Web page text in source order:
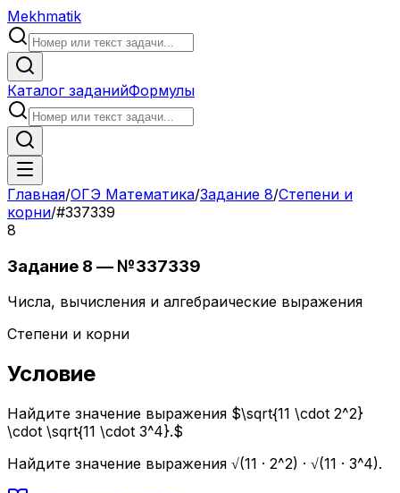
Mekhmatik
Каталог заданийФормулы
Главная/ОГЭ Математика/Задание 8/Степени и
корни/#337339
8
Задание 8 — №337339
Числа, вычисления и алгебраические выражения
Степени и корни
Условие
Найдите значение выражения $\sqrt{11 \cdot 2^2}
\cdot \sqrt{11 \cdot 3^4}.$
Найдите значение выражения √(11 · 2^2) · √(11 · 3^4).